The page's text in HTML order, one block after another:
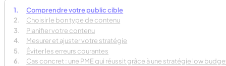
Comprendre votre public cible
Choisir le bon type de contenu
Planifier votre contenu
Mesurer et ajuster votre stratégie
Éviter les erreurs courantes
Cas concret : une PME qui réussit grâce à une stratégie low